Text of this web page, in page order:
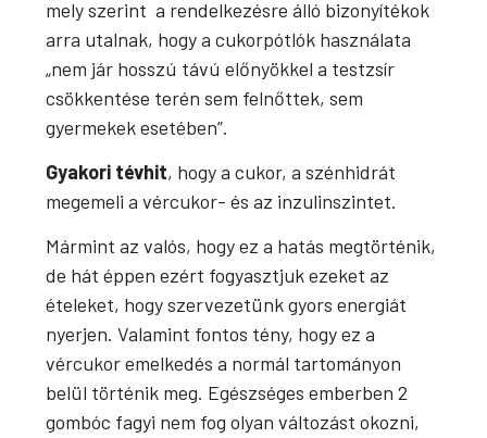
mely szerint a rendelkezésre álló bizonyítékok
arra utalnak, hogy a cukorpótlók használata
„nem jár hosszú távú előnyökkel a testzsír
csökkentése terén sem felnőttek, sem
gyermekek esetében”.
Gyakori tévhit, hogy a cukor, a szénhidrát
megemeli a vércukor- és az inzulinszintet.
Mármint az valós, hogy ez a hatás megtörténik,
de hát éppen ezért fogyasztjuk ezeket az
ételeket, hogy szervezetünk gyors energiát
nyerjen. Valamint fontos tény, hogy ez a
vércukor emelkedés a normál tartományon
belül történik meg. Egészséges emberben 2
gombóc fagyi nem fog olyan változást okozni,